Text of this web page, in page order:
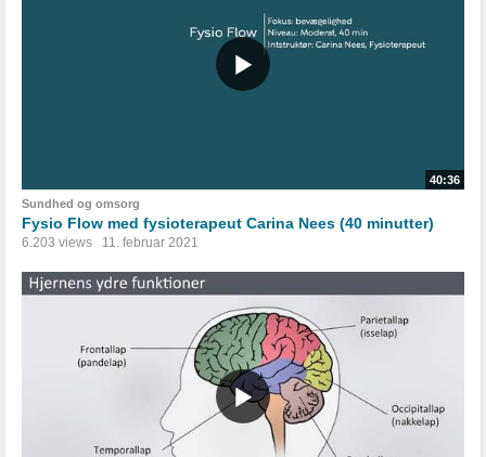
40:36
Sundhed og omsorg
Fysio Flow med fysioterapeut Carina Nees (40 minutter)
6.203 views 11. februar 2021